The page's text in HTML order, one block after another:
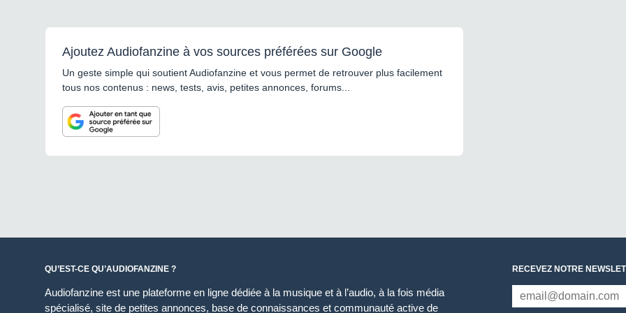
Ajoutez Audiofanzine à vos sources préférées sur Google
Un geste simple qui soutient Audiofanzine et vous permet de retrouver plus facilement
tous nos contenus : news, tests, avis, petites annonces, forums...
QU’EST-CE QU’AUDIOFANZINE ?
Audiofanzine est une plateforme en ligne dédiée à la musique et à l’audio, à la fois média
spécialisé, site de petites annonces, base de connaissances et communauté active de
RECEVEZ NOTRE